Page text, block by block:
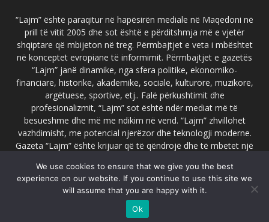
“Lajm” është paraqitur në hapësirën mediale në Maqedoni në
prill të vitit 2005 dhe sot është e përditshmja më e vjetër
shqiptare që mbijeton në treg. Përmbajtjet e veta i mbështet
në konceptet evropiane të informimit. Përmbajtjet e gazetës
“Lajm” janë dinamike, nga sfera politike, ekonomiko-
financiare, historike, akademike, sociale, kulturore, muzikore,
argëtuese, sportive, etj.. Falë përkushtimit dhe
profesionalizmit, “Lajm” sot është ndër mediat më të
besueshme dhe më me ndikim në vend. “Lajm” zhvillohet
vazhdimisht, me potencial njerëzor dhe teknologji moderne.
Gazeta “Lajm” është krijuar që të qëndrojë dhe të mbetet një
faqja zyrtare e gazetës “Lajm”, www.lajmpress.org është një
ndër portalet më të njohur në Maqedoni.
lajm.sk@gmail.com
We use cookies to ensure that we give you the best
experience on our website. If you continue to use this site we
will assume that you are happy with it.
Ok